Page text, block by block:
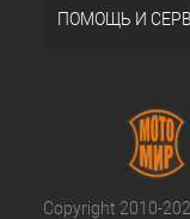
ПОМОЩЬ И
Copyright 2010-